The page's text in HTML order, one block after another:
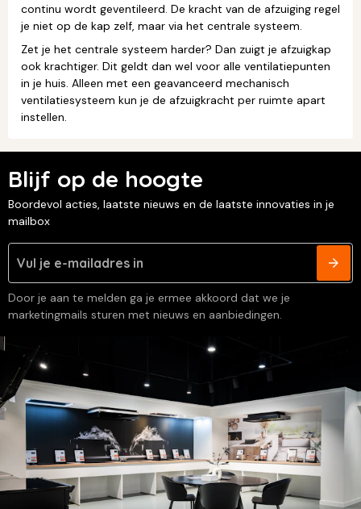
continu wordt geventileerd. De kracht van de afzuiging regel
je niet op de kap zelf, maar via het centrale systeem.
Zet je het centrale systeem harder? Dan zuigt je afzuigkap
ook krachtiger. Dit geldt dan wel voor alle ventilatiepunten
in je huis. Alleen met een geavanceerd mechanisch
ventilatiesysteem kun je de afzuigkracht per ruimte apart
instellen.
Blijf op de hoogte
Boordevol acties, laatste nieuws en de laatste innovaties in je
mailbox
Door je aan te melden ga je ermee akkoord dat we je
marketingmails sturen met nieuws en aanbiedingen.